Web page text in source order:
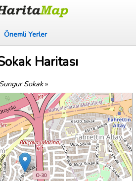
Önemli Yerler
Haritası
Sokak»